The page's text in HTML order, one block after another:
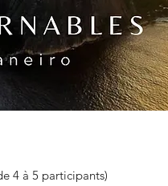
4 à 5 participants)